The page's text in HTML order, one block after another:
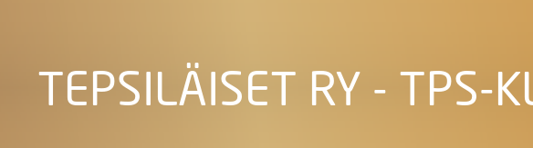
TEPSILÄISET RY - TPS-